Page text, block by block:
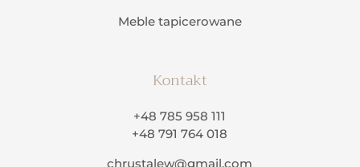
Meble tapicerowane
Kontakt
+48 785 958 111
+48 791 764 018
chrustalew@gmail.com